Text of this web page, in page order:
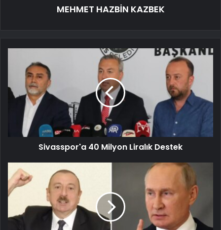
MEHMET HAZBİN KAZBEK
Sivasspor'a 40 Milyon Liralık Destek